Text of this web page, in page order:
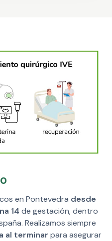
en Pontevedra desde
14 de gestación, dentro
Realizamos siempre
al terminar para asegurar